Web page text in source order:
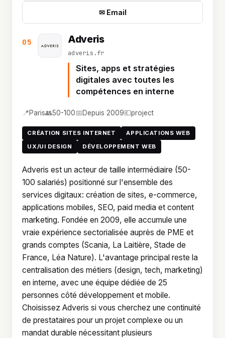
05 Adveris
adveris.fr
Sites, apps et stratégies
digitales avec toutes les
compétences en interne
📍Paris👥50-100📅Depuis 2009💶project
CRÉATION SITES INTERNET
APPLICATIONS WEB
UX/UI DESIGN
DÉVELOPPEMENT WEB
Adveris est un acteur de taille intermédiaire (50-
100 salariés) positionné sur l'ensemble des
services digitaux: création de sites, e-commerce,
applications mobiles, SEO, paid media et content
marketing. Fondée en 2009, elle accumule une
vraie expérience sectorialisée auprès de PME et
grands comptes (Scania, La Laitière, Stade de
France, Léa Nature). L'avantage principal reste la
centralisation des métiers (design, tech, marketing)
en interne, avec une équipe dédiée de 25
personnes côté développement et mobile.
Choisissez Adveris si vous cherchez une continuité
de prestataires pour un projet complexe ou un
mandat durable nécessitant plusieurs
✉ Email